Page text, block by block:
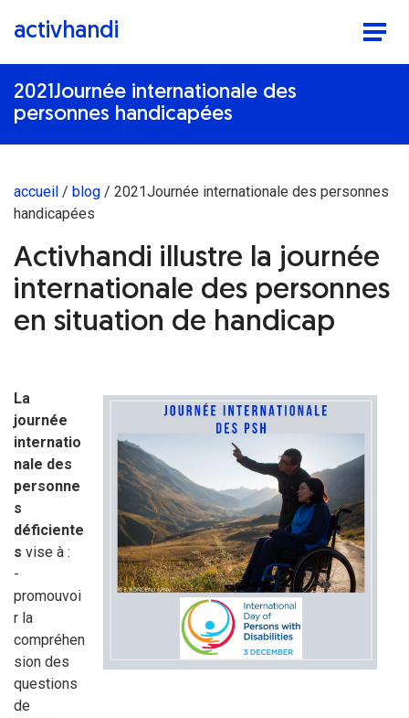
activhandi
2021Journée internationale des
personnes handicapées
accueil blog
2021Journée internationale des personnes
handicapées
Activhandi illustre la journée
internationale des personnes
en situation de handicap
La
journée
internatio
nale des
personne
s
déficiente
s vise à :
-
promouvoi
r la
compréhen
sion des
questions
de